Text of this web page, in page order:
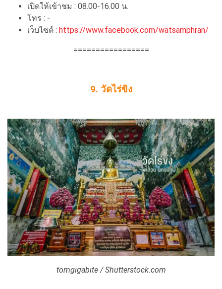
เปิดให้เข้าชม : 08.00-16.00 น.
โทร : -
เว็บไซต์ : https://www.facebook.com/watsamphran/
=================
9. วัดไร่ขิง
tomgigabite / Shutterstock.com